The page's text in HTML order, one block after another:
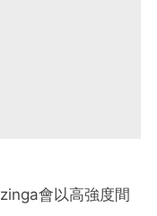
zinga會以高強度間